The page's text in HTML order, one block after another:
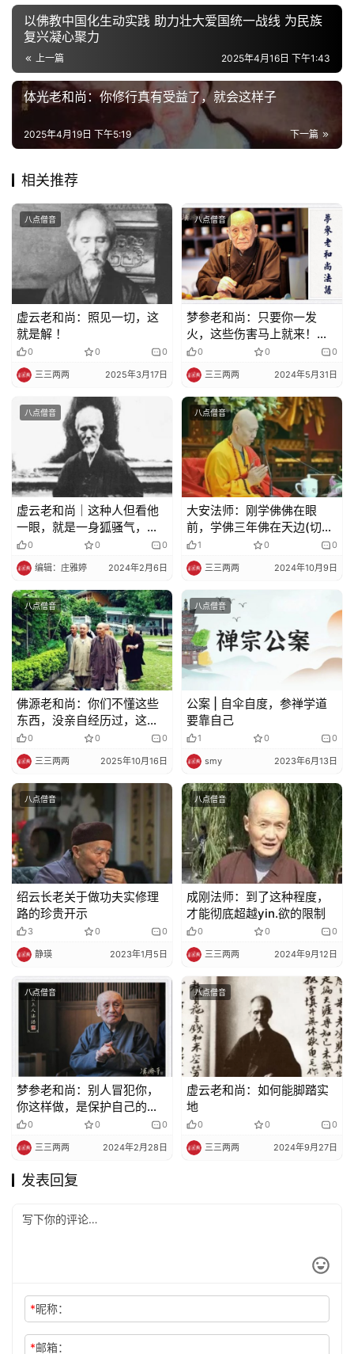
慈
善
佛
教
人
物
寺
院
巡
礼
视
频
纪
录
教
政
策
法
免
责
声
明
注册
以佛教中国化生动实践 助力壮大爱国统一战线 为民族
复兴凝心聚力
上一篇 2025年4月16日 下午1:43
体光老和尚：你修行真有受益了，就会这样子
下一篇
2025年4月19日 下午5:19
相关推荐
八点僧音
虚云老和尚：照见一切，这
就是解 ！
0 0 0
三三两两 2025年3月17日
八点僧音
梦参老和尚：只要你一发
火，这些伤害马上就来！立
竿见影！
0 0 0
三三两两 2024年5月31日
八点僧音
虚云老和尚｜这种人但看他
一眼，就是一身狐骚气，令
人退心招堕 !
0 0 0
编辑：庄雅婷 2024年2月6日
八点僧音
大安法师：刚学佛佛在眼
前，学佛三年佛在天边(切忌
懈怠放逸)
1 0 0
三三两两 2024年10月9日
八点僧音
佛源老和尚：你们不懂这些
东西，没亲自经历过，这些
境界我都经历过了
0 0 0
三三两两 2025年10月16日
八点僧音
公案 | 自伞自度，参禅学道
要靠自己
1 0 0
smy 2023年6月13日
八点僧音
绍云长老关于做功夫实修理
路的珍贵开示
3 0 0
静瑛 2023年1月5日
八点僧音
成刚法师：到了这种程度，
才能彻底超越yin.欲的限制
0 0 0
三三两两 2024年9月12日
八点僧音
梦参老和尚：别人冒犯你，
你这样做，是保护自己的方
法0 0 0
三三两两 2024年2月28日
八点僧音
虚云老和尚：如何能脚踏实
地
0 0 0
三三两两 2024年9月27日
发表回复
*昵称：
*邮箱：